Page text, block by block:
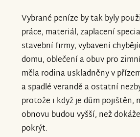
Vybrané peníze by tak byly
práce, materiál, zaplacení
stavební firmy, vybavení
domu, oblečení a obuv pro
měla rodina uskladněny v
a spadlé verandě a ostatní
protože i když je dům pojištěn,
obnovu budou vyšší, než
pokrýt.